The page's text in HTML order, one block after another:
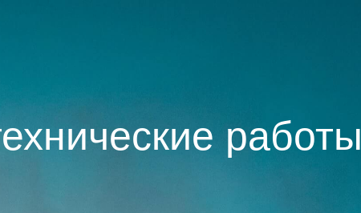
работы